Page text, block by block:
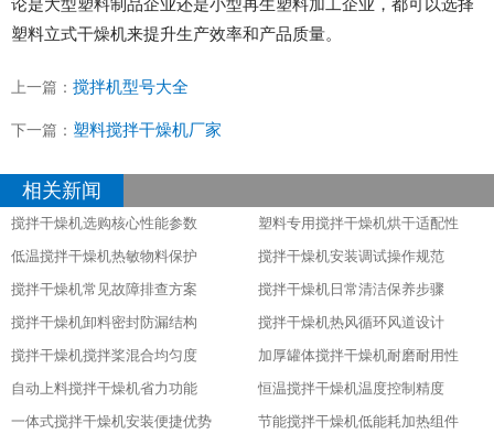
论是大型塑料制品企业还是小型再生塑料加工企业，都可以选择
塑料立式干燥机来提升生产效率和产品质量。
上一篇： 搅拌机型号大全
下一篇： 塑料搅拌干燥机厂家
相关新闻
搅拌干燥机选购核心性能参数
塑料专用搅拌干燥机烘干适配性
低温搅拌干燥机热敏物料保护
搅拌干燥机安装调试操作规范
搅拌干燥机常见故障排查方案
搅拌干燥机日常清洁保养步骤
搅拌干燥机卸料密封防漏结构
搅拌干燥机热风循环风道设计
搅拌干燥机搅拌桨混合均匀度
加厚罐体搅拌干燥机耐磨耐用性
自动上料搅拌干燥机省力功能
恒温搅拌干燥机温度控制精度
一体式搅拌干燥机安装便捷优势
节能搅拌干燥机低能耗加热组件